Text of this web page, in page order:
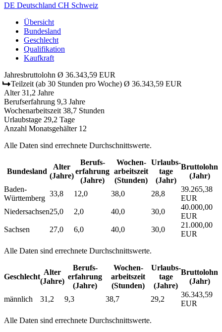
DE Deutschland CH Schweiz
Übersicht
Bundesland
Geschlecht
Qualifikation
Kaufkraft
Jahresbruttolohn Ø 36.343,59 EUR
Teilzeit (ab 30 Stunden pro Woche) Ø 36.343,59 EUR
Alter 31,2 Jahre
Berufserfahrung 9,3 Jahre
Wochenarbeitszeit 38,7 Stunden
Urlaubstage 29,2 Tage
Anzahl Monatsgehälter 12
Alle Daten sind errechnete Durchschnittswerte.
Bundesland
Alter
(Jahre)
Berufs­
erfahrung
(Jahre)
Wochen­
arbeitszeit
(Stunden)
Urlaubs­
tage
(Jahr)
Bruttolohn
(Jahr)
Baden-
Württemberg
33,8 12,0 38,0 28,8
39.265,38
EUR
Niedersachsen25,0 2,0 40,0 30,0
40.000,00
EUR
Sachsen
27,0 6,0 40,0 30,0
21.000,00
EUR
Alle Daten sind errechnete Durchschnittswerte.
Geschlecht
Alter
(Jahre)
Berufs­
erfahrung
(Jahre)
Wochen­
arbeitszeit
(Stunden)
Urlaubs­
tage
(Jahre)
Bruttolohn
(Jahr)
männlich 31,2 9,3 38,7 29,2
36.343,59
EUR
Alle Daten sind errechnete Durchschnittswerte.